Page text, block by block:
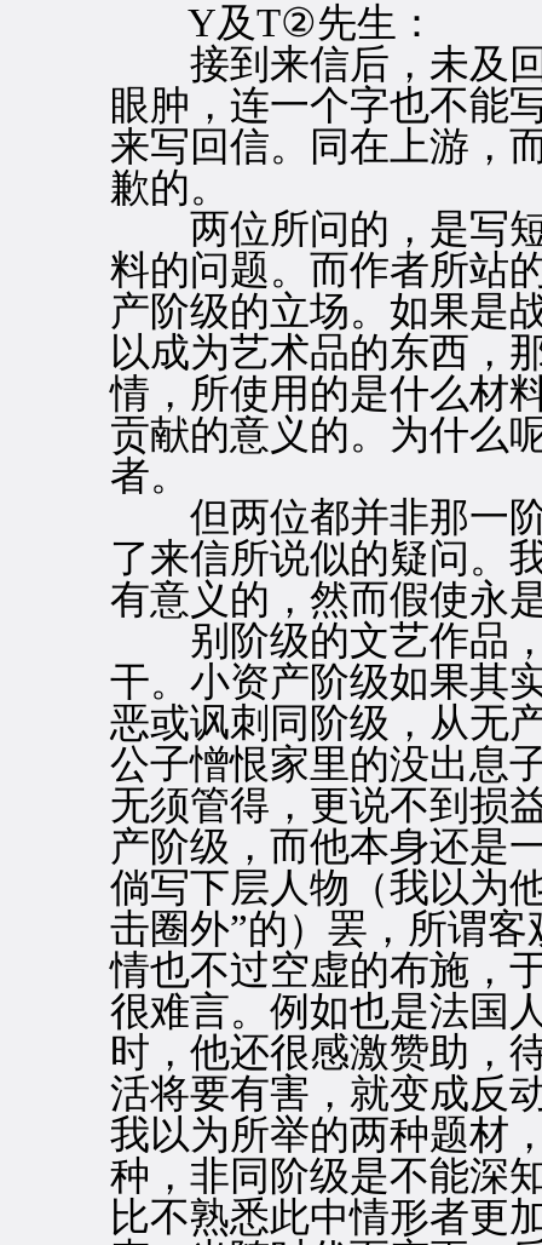
Y及T②先生：
接到来信后，未及回
眼肿，连一个字也不能
来写回信。同在上游，
歉的。
两位所问的，是写短
料的问题。而作者所站
产阶级的立场。如果是
以成为艺术品的东西，
情，所使用的是什么材
贡献的意义的。为什么
者。
但两位都并非那一阶
了来信所说似的疑问。
有意义的，然而假使永
别阶级的文艺作品，
干。小资产阶级如果其
恶或讽刺同阶级，从无
公子憎恨家里的没出息
无须管得，更说不到损
产阶级，而他本身还是
倘写下层人物（我以为
击圈外”的）罢，所谓
情也不过空虚的布施，
很难言。例如也是法国
时，他还很感激赞助，
活将要有害，就变成反
我以为所举的两种题材
种，非同阶级是不能深
比不熟悉此中情形者更